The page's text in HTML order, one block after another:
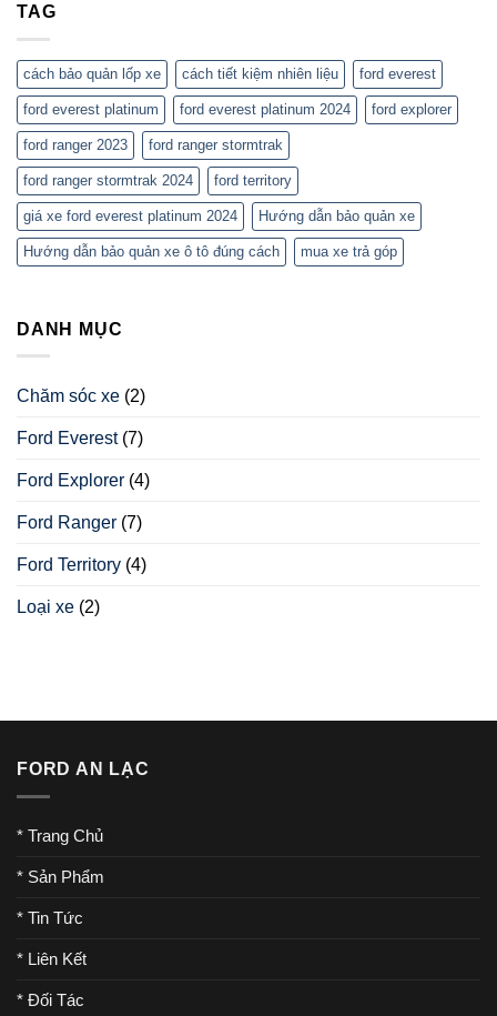
TAG
cách bảo quản lốp xe cách tiết kiệm nhiên liệu ford everest
ford everest platinum ford everest platinum 2024 ford explorer
ford ranger 2023 ford ranger stormtrak
ford ranger stormtrak 2024 ford territory
giá xe ford everest platinum 2024 Hướng dẫn bảo quản xe
Hướng dẫn bảo quản xe ô tô đúng cách mua xe trả góp
DANH MỤC
Chăm sóc xe (2)
Ford Everest(7)
Ford Explorer (4)
Ford Ranger (7)
Ford Territory (4)
Loại xe (2)
FORD AN LẠC
* Trang Chủ
* Sản Phẩm
* Tin Tức
* Liên Kết
* Đối Tác